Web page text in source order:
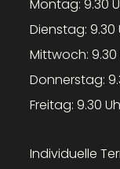
Montag: 9.30
Dienstag: 9.30
Mittwoch: 9.30
Donnerstag:
Freitag: 9.30
Individuelle